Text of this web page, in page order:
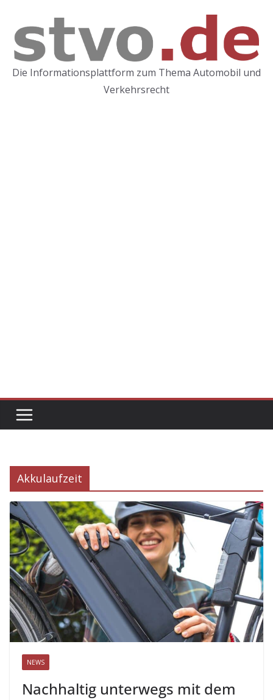
Inhalt
springen
Die Informationsplattform zum Thema Automobil und
Verkehrsrecht
Akkulaufzeit
NEWS
Nachhaltig unterwegs mit dem